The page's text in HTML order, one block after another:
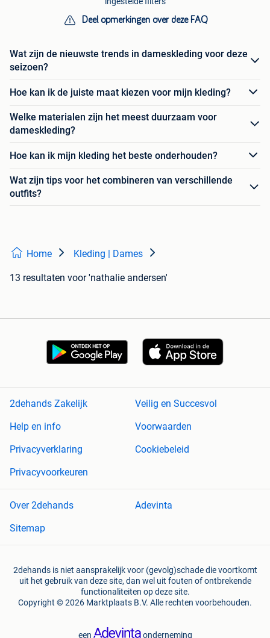
Deel opmerkingen over deze FAQ
Wat zijn de nieuwste trends in dameskleding voor deze
seizoen?
Hoe kan ik de juiste maat kiezen voor mijn kleding?
Welke materialen zijn het meest duurzaam voor
dameskleding?
Hoe kan ik mijn kleding het beste onderhouden?
Wat zijn tips voor het combineren van verschillende
outfits?
Home Kleding | Dames
13 resultaten voor 'nathalie andersen'
2dehands Zakelijk
Veilig en Succesvol
Help en info
Voorwaarden
Privacyverklaring
Cookiebeleid
Privacyvoorkeuren
Over 2dehands
Adevinta
Sitemap
2dehands is niet aansprakelijk voor (gevolg)schade die voortkomt
uit het gebruik van deze site, dan wel uit fouten of ontbrekende
functionaliteiten op deze site.
Copyright © 2026 Marktplaats B.V. Alle rechten voorbehouden.
een onderneming